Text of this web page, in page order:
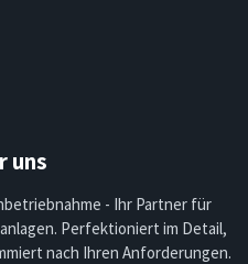
uns
- Ihr Partner für
Perfektioniert im Detail,
nach Ihren Anforderungen.